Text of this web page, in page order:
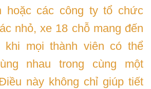
hoặc các công ty tổ chức
nhỏ, xe 18 chỗ mang đến
khi mọi thành viên có thể
nhau trong cùng một
này không chỉ giúp tiết